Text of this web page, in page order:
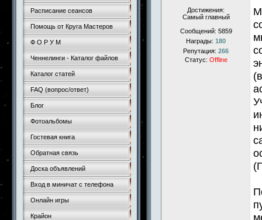
Расписание сеансов
Помощь от Круга Мастеров
Ф О Р У М
Ченнелинги - Каталог файлов
Каталог статей
FAQ (вопрос/ответ)
Блог
Фотоальбомы
Гостевая книга
Обратная связь
Доска объявлений
Вход в миничат с телефона
Онлайн игры
Крайон
Достижения:
Самый главный
Сообщений: 5859
Награды: 180
Репутация: 266
Статус: Offline